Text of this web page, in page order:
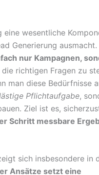
wesentliche
Generierung ausmacht.
nur Kampagnen,
richtigen Fragen zu
man diese Bedürfnisse
Pflichtaufgabe,
Ziel ist es,
Schritt messbare
sich insbesondere in
Ansätze setzt eine